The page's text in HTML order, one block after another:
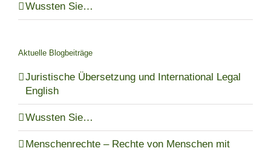
Wussten Sie…
Aktuelle Blogbeiträge
Juristische Übersetzung und International Legal
English
Wussten Sie…
Menschenrechte – Rechte von Menschen mit